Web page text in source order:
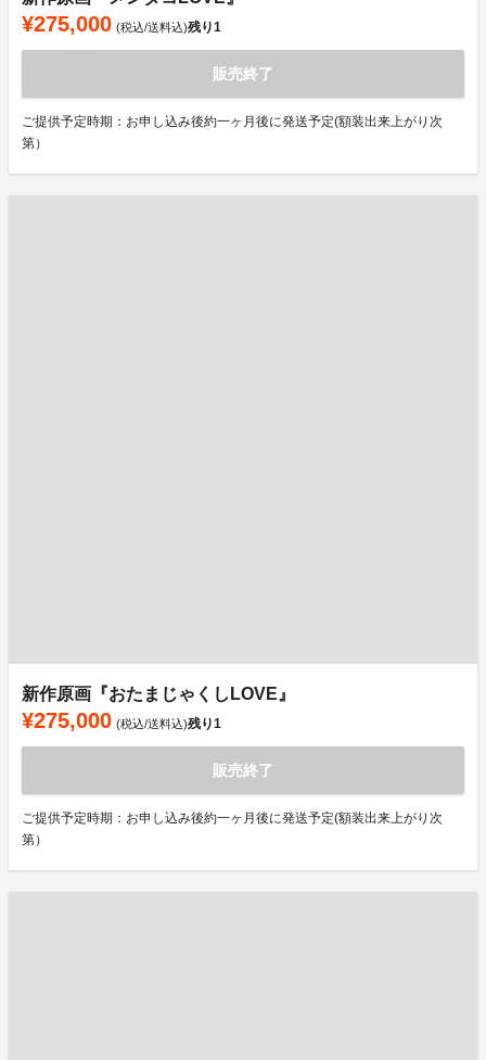
¥275,000 (税込/送料込)残り1
販売終了
ご提供予定時期：お申し込み後約一ヶ月後に発送予定(額装出来上がり次
第）
新作原画『おたまじゃくしLOVE』
¥275,000 (税込/送料込)残り1
販売終了
ご提供予定時期：お申し込み後約一ヶ月後に発送予定(額装出来上がり次
第）